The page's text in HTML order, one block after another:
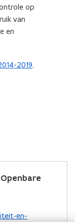
op
van
en
2019.
en-